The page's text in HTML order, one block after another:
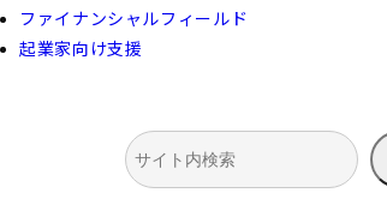
ファイナンシャルフィールド
起業家向け支援
検
索